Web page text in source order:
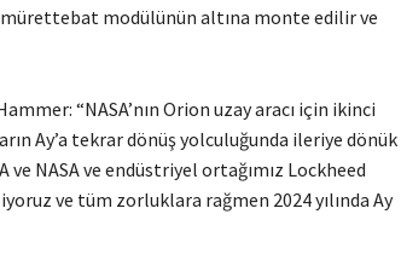
modülünün altına monte edilir ve
“NASA’nın Orion uzay aracı için ikinci
Ay’a tekrar dönüş yolculuğunda ileriye dönük
ve NASA ve endüstriyel ortağımız Lockheed
ve tüm zorluklara rağmen 2024 yılında Ay